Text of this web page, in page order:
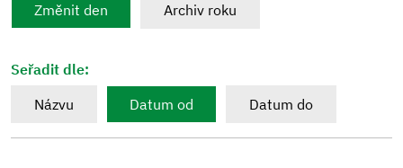
Změnit den
Archiv roku
Seřadit dle:
Názvu
Datum od Datum do